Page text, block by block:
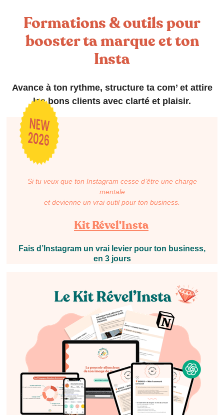
Formations & outils pour
booster ta marque et ton
Insta
Avance à ton rythme, structure ta com’ et attire
les bons clients avec clarté et plaisir.
Si tu veux que ton Instagram cesse d’être une charge
mentale
et devienne un vrai outil pour ton business.
Kit Rével'Insta
Fais d’Instagram un vrai levier pour ton business,
en 3 jours